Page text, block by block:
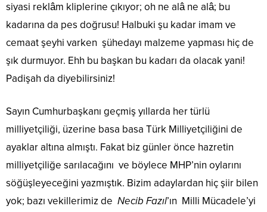
siyasi reklâm kliplerine çıkıyor; oh ne alâ ne alâ; bu
kadarına da pes doğrusu! Halbuki şu kadar imam ve
cemaat şeyhi varken şühedayı malzeme yapması hiç de
şık durmuyor. Ehh bu başkan bu kadarı da olacak yani!
Padişah da diyebilirsiniz!
Sayın Cumhurbaşkanı geçmiş yıllarda her türlü
milliyetçiliği, üzerine basa basa Türk Milliyetçiliğini de
ayaklar altına almıştı. Fakat biz günler önce hazretin
milliyetçiliğe sarılacağını ve böylece MHP’nin oylarını
söğüşleyeceğini yazmıştık. Bizim adaylardan hiç şiir bilen
yok; bazı vekillerimiz de Necib Fazıl’ın Milli Mücadele’yi